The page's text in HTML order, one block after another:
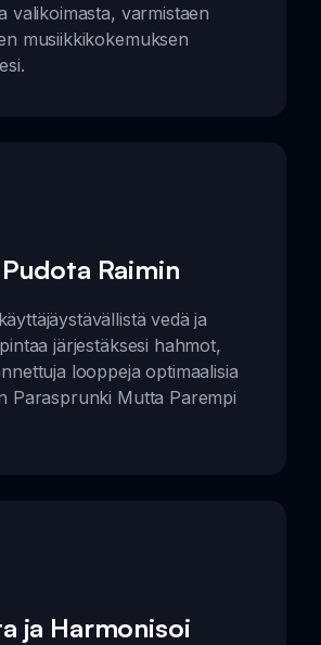
valikoimasta, varmistaen
musiikkikokemuksen
Raimin
vedä ja
järjestäksesi hahmot,
looppeja optimaalisia
Parasprunki Mutta Parempi
ja Harmonisoi